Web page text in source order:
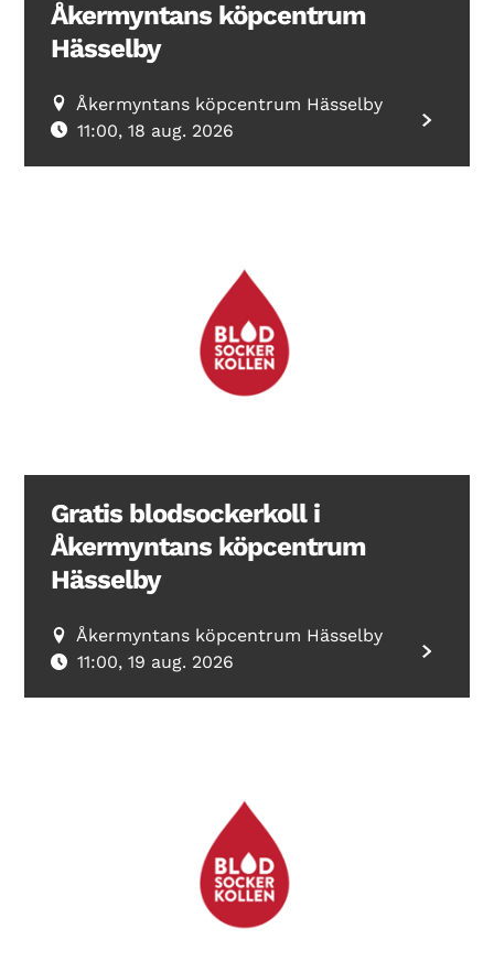
Åkermyntans köpcentrum
Hässelby
Åkermyntans köpcentrum Hässelby
11:00, 18 aug. 2026
Gratis blodsockerkoll i
Åkermyntans köpcentrum
Hässelby
Åkermyntans köpcentrum Hässelby
11:00, 19 aug. 2026